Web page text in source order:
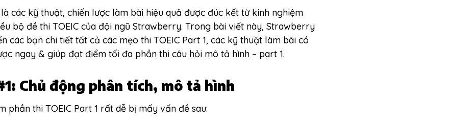
là các kỹ thuật, chiến lược làm bài hiệu quả được đúc kết từ kinh nghiệm
bộ đề thi TOEIC của đội ngũ Strawberry. Trong bài viết này, Strawberry
các bạn chi tiết tất cả các mẹo thi TOEIC Part 1, các kỹ thuật làm bài có
ngay & giúp đạt điểm tối đa phần thi câu hỏi mô tả hình – part 1.
Chủ động phân tích, mô tả hình
phần thi TOEIC Part 1 rất dễ bị mấy vấn đề sau: